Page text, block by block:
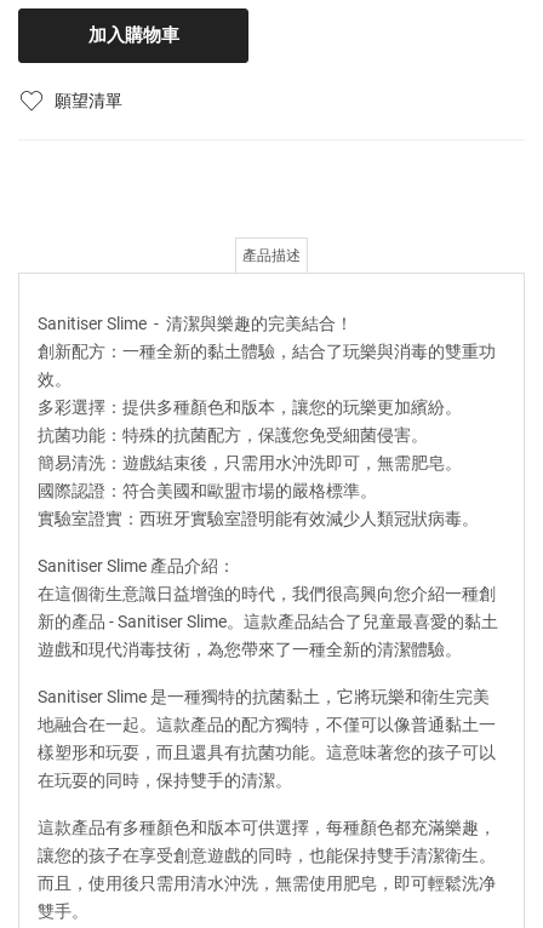
加入購物車
願望清單
產品描述
Sanitiser Slime - 清潔與樂趣的完美結合！
創新配方：一種全新的黏土體驗，結合了玩樂與消毒的雙重功
效。
多彩選擇：提供多種顏色和版本，讓您的玩樂更加繽紛。
抗菌功能：特殊的抗菌配方，保護您免受細菌侵害。
簡易清洗：遊戲結束後，只需用水沖洗即可，無需肥皂。
國際認證：符合美國和歐盟市場的嚴格標準。
實驗室證實：西班牙實驗室證明能有效減少人類冠狀病毒。
Sanitiser Slime 產品介紹：
在這個衛生意識日益增強的時代，我們很高興向您介紹一種創
新的產品 - Sanitiser Slime。這款產品結合了兒童最喜愛的黏土
遊戲和現代消毒技術，為您帶來了一種全新的清潔體驗。
Sanitiser Slime 是一種獨特的抗菌黏土，它將玩樂和衛生完美
地融合在一起。這款產品的配方獨特，不僅可以像普通黏土一
樣塑形和玩耍，而且還具有抗菌功能。這意味著您的孩子可以
在玩耍的同時，保持雙手的清潔。
這款產品有多種顏色和版本可供選擇，每種顏色都充滿樂趣，
讓您的孩子在享受創意遊戲的同時，也能保持雙手清潔衛生。
而且，使用後只需用清水沖洗，無需使用肥皂，即可輕鬆洗净
雙手。